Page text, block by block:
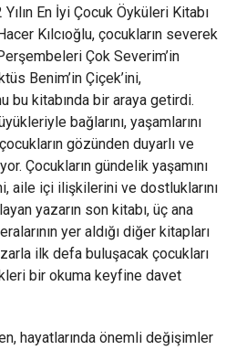
En İyi Çocuk Öyküleri Kitabı
Kılcıoğlu, çocukların severek
Çok Severim’in
Benim’in Çiçek’ini,
bu kitabında bir araya getirdi.
bağlarını, yaşamlarını
gözünden duyarlı ve
Çocukların gündelik yaşamını
aile içi ilişkilerini ve dostluklarını
yazarın son kitabı, üç ana
yer aldığı diğer kitapları
ilk defa buluşacak çocukları
bir okuma keyfine davet
hayatlarında önemli değişimler